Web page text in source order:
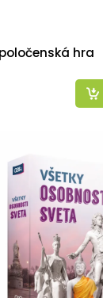
hra